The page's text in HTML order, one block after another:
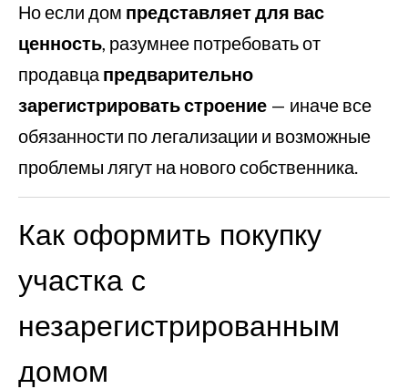
Но если дом представляет для вас
ценность, разумнее потребовать от
продавца предварительно
зарегистрировать строение — иначе все
обязанности по легализации и возможные
проблемы лягут на нового собственника.
Как оформить покупку
участка с
незарегистрированным
домом